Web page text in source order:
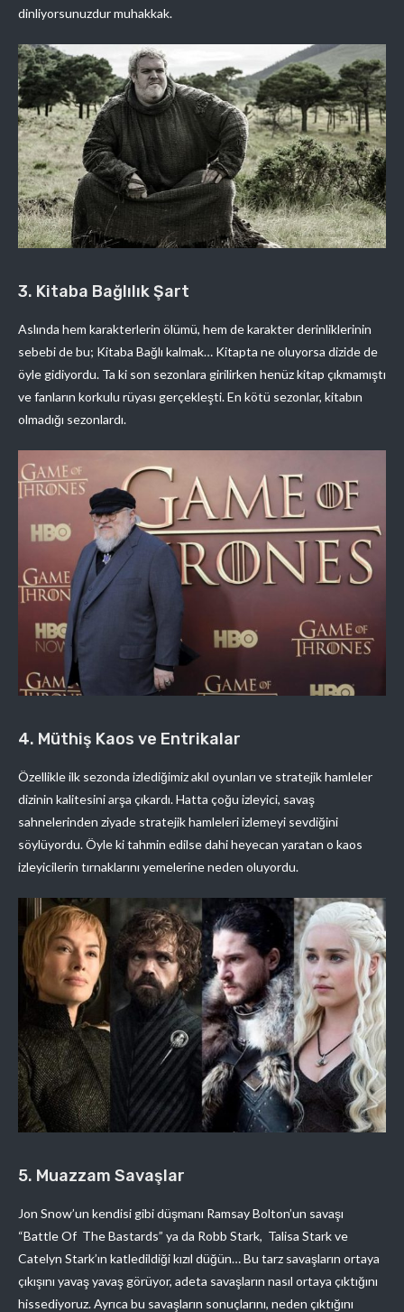
dinliyorsunuzdur muhakkak.
3. Kitaba Bağlılık Şart
Aslında hem karakterlerin ölümü, hem de karakter derinliklerinin
sebebi de bu; Kitaba Bağlı kalmak… Kitapta ne oluyorsa dizide de
öyle gidiyordu. Ta ki son sezonlara girilirken henüz kitap çıkmamıştı
ve fanların korkulu rüyası gerçekleşti. En kötü sezonlar, kitabın
olmadığı sezonlardı.
4. Müthiş Kaos ve Entrikalar
Özellikle ilk sezonda izlediğimiz akıl oyunları ve stratejik hamleler
dizinin kalitesini arşa çıkardı. Hatta çoğu izleyici, savaş
sahnelerinden ziyade stratejik hamleleri izlemeyi sevdiğini
söylüyordu. Öyle ki tahmin edilse dahi heyecan yaratan o kaos
izleyicilerin tırnaklarını yemelerine neden oluyordu.
5. Muazzam Savaşlar
Jon Snow’un kendisi gibi düşmanı Ramsay Bolton’un savaşı
“Battle Of The Bastards” ya da Robb Stark, Talisa Stark ve
Catelyn Stark’ın katledildiği kızıl düğün… Bu tarz savaşların ortaya
çıkışını yavaş yavaş görüyor, adeta savaşların nasıl ortaya çıktığını
hissediyoruz. Ayrıca bu savaşların sonuçlarını, neden çıktığını